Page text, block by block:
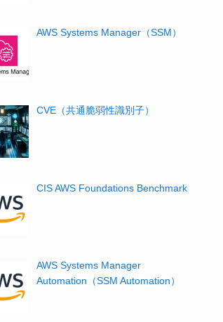
AWS Systems Manager（SSM）
CVE（共通脆弱性識別子）
CIS AWS Foundations Benchmark
AWS Systems Manager
Automation（SSM Automation）